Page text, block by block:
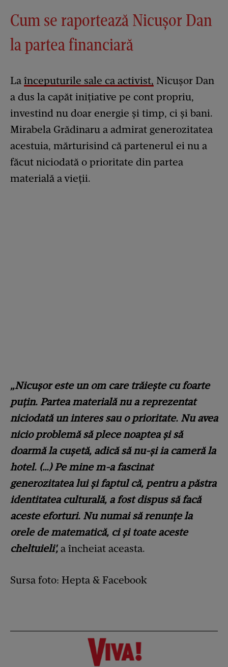
Cum se raportează Nicușor Dan
la partea financiară
La începuturile sale ca activist, Nicușor Dan
a dus la capăt inițiative pe cont propriu,
investind nu doar energie și timp, ci și bani.
Mirabela Grădinaru a admirat generozitatea
acestuia, mărturisind că partenerul ei nu a
făcut niciodată o prioritate din partea
materială a vieții.
„Nicușor este un om care trăiește cu foarte
puțin. Partea materială nu a reprezentat
niciodată un interes sau o prioritate. Nu avea
nicio problemă să plece noaptea și să
doarmă la cușetă, adică să nu-și ia cameră la
hotel. (…) Pe mine m-a fascinat
generozitatea lui și faptul că, pentru a păstra
identitatea culturală, a fost dispus să facă
aceste eforturi. Nu numai să renunțe la
orele de matematică, ci și toate aceste
cheltuieli', a încheiat aceasta.
Sursa foto: Hepta & Facebook